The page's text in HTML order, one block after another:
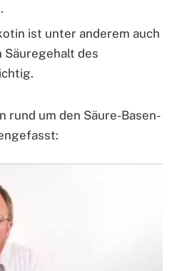
ist unter anderem auch
des
rund um den Säure-Basen-